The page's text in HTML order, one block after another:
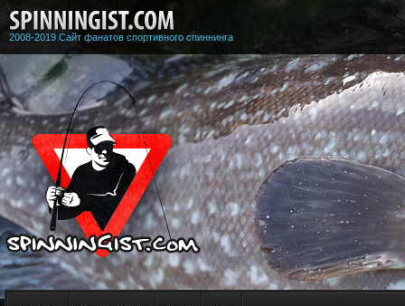
2008-2019 Сайт фанатов спортивного спиннинга